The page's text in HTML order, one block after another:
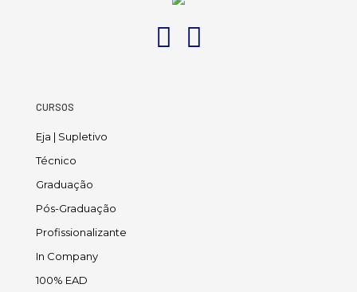
CURSOS
Eja | Supletivo
Técnico
Graduação
Pós-Graduação
Profissionalizante
In Company
100% EAD